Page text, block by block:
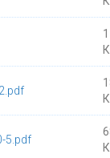
5.pdf